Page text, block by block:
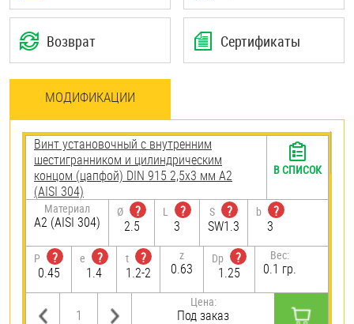
Возврат Сертификаты
МОДИФИКАЦИИ
Винт установочный с внутренним
шестигранником и цилиндрическим
концом (цапфой) DIN 915 2,5х3 мм А2
(AISI 304)
Материал
А2 (AISI 304)
Ø
?
2.5
L
?
3
S
?
SW1.3
b
?
3
P
?
0.45
e
?
1.4
t
?
1.2-2
z
0.63
Dp
?
1.25
Вес:
0.1 гр.
Цена:
Под заказ
В СПИСОК